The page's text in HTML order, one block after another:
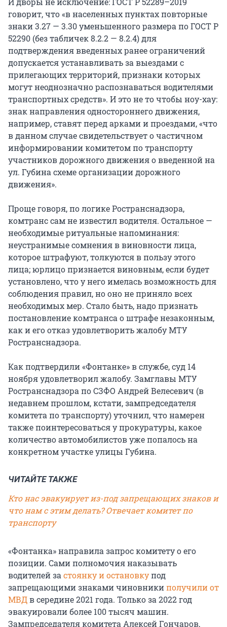
говорит, что «в населенных пунктах повторные
знаки 3.27 — 3.30 уменьшенного размера по ГОСТ Р
52290 (без табличек 8.2.2 — 8.2.4) для
подтверждения введенных ранее ограничений
допускается устанавливать за выездами с
прилегающих территорий, признаки которых
могут неоднозначно распознаваться водителями
транспортных средств». И это не то чтобы ноу-хау:
знак направления одностороннего движения,
например, ставят перед арками и проездами, «что
в данном случае свидетельствует о частичном
информировании комитетом по транспорту
участников дорожного движения о введенной на
ул. Губина схеме организации дорожного
движения».
Проще говоря, по логике Ространснадзора,
комтранс сам не известил водителя. Остальное —
необходимые ритуальные напоминания:
неустранимые сомнения в виновности лица,
которое штрафуют, толкуются в пользу этого
лица; юрлицо признается виновным, если будет
установлено, что у него имелась возможность для
соблюдения правил, но оно не приняло всех
необходимых мер. Стало быть, надо признать
постановление комтранса о штрафе незаконным,
как и его отказ удовлетворить жалобу МТУ
Ространснадзора.
Как подтвердили «Фонтанке» в службе, суд 14
ноября удовлетворил жалобу. Замглавы МТУ
Ространснадзора по СЗФО Андрей Велесевич (в
недавнем прошлом, кстати, зампредседателя
комитета по транспорту) уточнил, что намерен
также поинтересоваться у прокуратуры, какое
количество автомобилистов уже попалось на
конкретном участке улицы Губина.
ЧИТАЙТЕ ТАКЖЕ
Кто нас эвакуирует из-под запрещающих знаков и
что нам с этим делать? Отвечает комитет по
транспорту
«Фонтанка» направила запрос комитету о его
позиции. Сами полномочия наказывать
водителей за стоянку и остановкупод
запрещающими знаками чиновникиполучили от
МВДв середине 2021 года. Только за 2022 год
эвакуировали более 100 тысяч машин.
Зампредседателя комитета Алексей Гончаров,